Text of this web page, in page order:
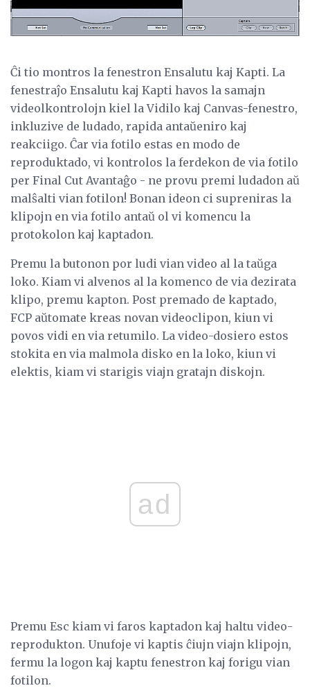
Ĉi tio montros la fenestron Ensalutu kaj Kapti. La
fenestraĵo Ensalutu kaj Kapti havos la samajn
videolkontrolojn kiel la Vidilo kaj Canvas-fenestro,
inkluzive de ludado, rapida antaŭeniro kaj
reakciigo. Ĉar via fotilo estas en modo de
reproduktado, vi kontrolos la ferdekon de via fotilo
per Final Cut Avantaĝo - ne provu premi ludadon aŭ
malŝalti vian fotilon! Bonan ideon ci supreniras la
klipojn en via fotilo antaŭ ol vi komencu la
protokolon kaj kaptadon.
Premu la butonon por ludi vian video al la taŭga
loko. Kiam vi alvenos al la komenco de via dezirata
klipo, premu kapton. Post premado de kaptado,
FCP aŭtomate kreas novan videoclipon, kiun vi
povos vidi en via retumilo. La video-dosiero estos
stokita en via malmola disko en la loko, kiun vi
elektis, kiam vi starigis viajn gratajn diskojn.
ad
Premu Esc kiam vi faros kaptadon kaj haltu video-
reprodukton. Unufoje vi kaptis ĉiujn viajn klipojn,
fermu la logon kaj kaptu fenestron kaj forigu vian
fotilon.